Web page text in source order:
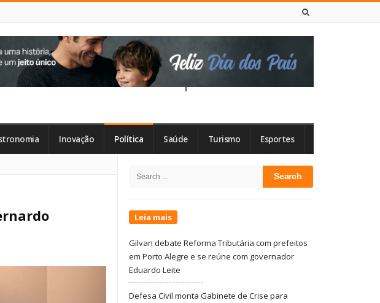
Inovação Política Saúde Turismo Esportes
Sidebar
Search
Leia mais
Gilvan debate Reforma Tributária com prefeitos
em Porto Alegre e se reúne com governador
Eduardo Leite
Defesa Civil monta Gabinete de Crise para